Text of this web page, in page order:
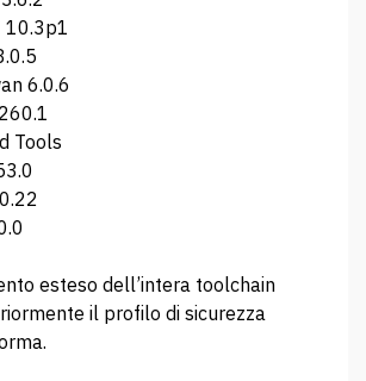
10.3p1
6.0.6
Tools
esteso dell’intera toolchain
il profilo di sicurezza